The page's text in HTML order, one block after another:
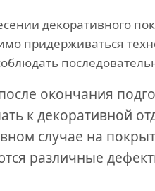
декоративного
придерживаться
окончания
к декоративной
случае на
различные